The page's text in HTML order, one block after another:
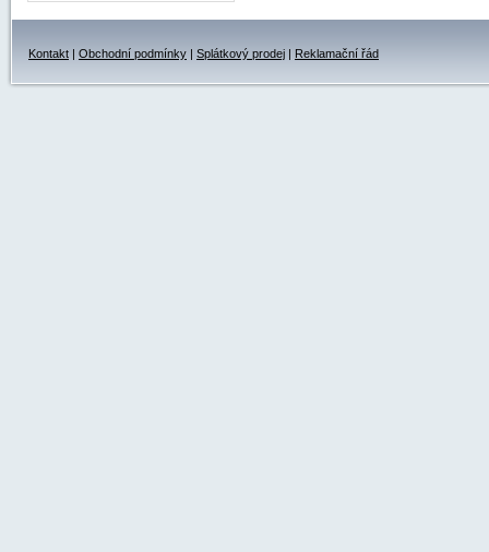
Kontakt | Obchodní podmínky | Splátkový prodej | Reklamační řád